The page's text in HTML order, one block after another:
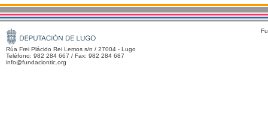
Rúa Frei Plácido Rei Lemos s/n / 27004 - Lugo
Teléfono: 982 284 667 / Fax: 982 284 687
info@fundaciontic.org